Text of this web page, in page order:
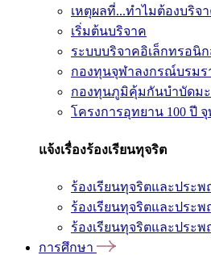
เหตุผลที่...ทำไมต้องบริจ
เริ่มต้นบริจาค
ระบบบริจาคอิเล็กทรอนิ
กองทุนจุฬาลงกรณ์บรม
กองทุนภูมิคุ้มกันบำบัดมะ
โครงการอุทยาน 100 ปี
แจ้งเรื่องร้องเรียนทุจริต
ร้องเรียนทุจริตและประ
ร้องเรียนทุจริตและประ
ร้องเรียนทุจริตและประ
การศึกษา